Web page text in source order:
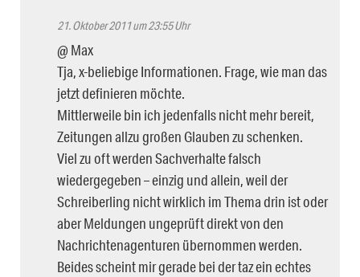
21. Oktober 2011 um 23:55 Uhr
@ Max
Tja, x-beliebige Informationen. Frage, wie man das
jetzt definieren möchte.
Mittlerweile bin ich jedenfalls nicht mehr bereit,
Zeitungen allzu großen Glauben zu schenken.
Viel zu oft werden Sachverhalte falsch
wiedergegeben – einzig und allein, weil der
Schreiberling nicht wirklich im Thema drin ist oder
aber Meldungen ungeprüft direkt von den
Nachrichtenagenturen übernommen werden.
Beides scheint mir gerade bei der taz ein echtes